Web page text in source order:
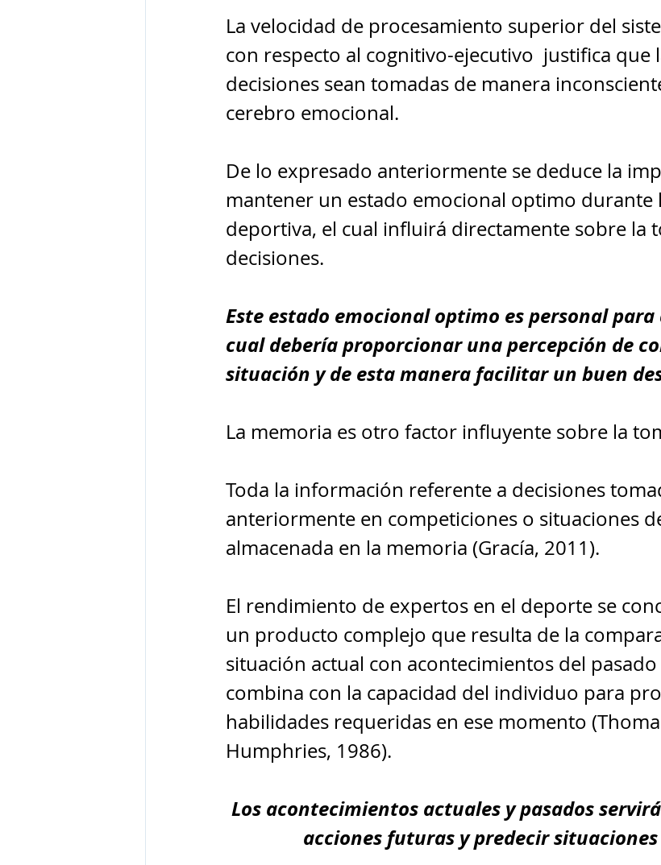
La velocidad de procesamiento superior del
con respecto al cognitivo-ejecutivo  justifica que
decisiones sean tomadas de manera
cerebro emocional.
De lo expresado anteriormente se deduce la
mantener un estado emocional optimo durante
deportiva, el cual influirá directamente sobre la
decisiones.
Este estado emocional optimo es personal
cual debería proporcionar una percepción de
situación y de esta manera facilitar un buen
La memoria es otro factor influyente sobre la
Toda la información referente a decisiones
anteriormente en competiciones o situaciones
almacenada en la memoria (Gracía, 2011).
El rendimiento de expertos en el deporte se
un producto complejo que resulta de la
situación actual con acontecimientos del
combina con la capacidad del individuo para
habilidades requeridas en ese momento
Humphries, 1986).
Los acontecimientos actuales y pasados
acciones futuras y predecir situaciones